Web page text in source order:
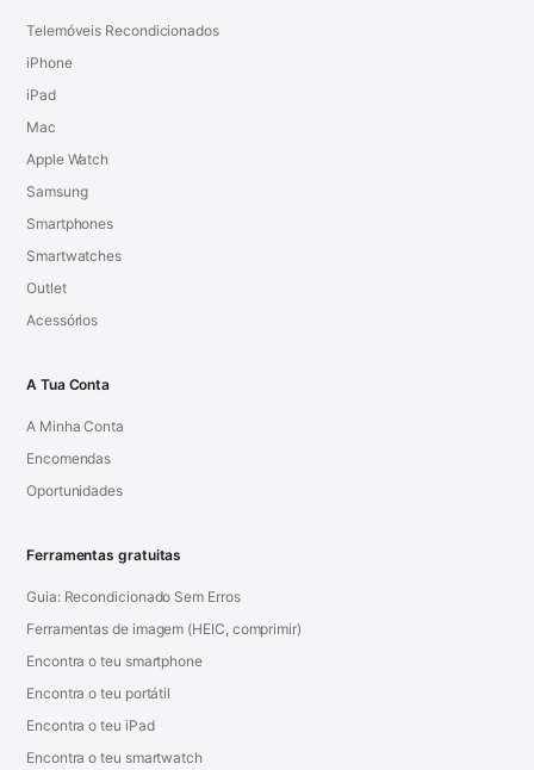
Telemóveis Recondicionados
iPhone
iPad
Mac
Apple Watch
Samsung
Smartphones
Smartwatches
Outlet
Acessórios
A Tua Conta
A Minha Conta
Encomendas
Oportunidades
Ferramentas gratuitas
Guia: Recondicionado Sem Erros
Ferramentas de imagem (HEIC, comprimir)
Encontra o teu smartphone
Encontra o teu portátil
Encontra o teu iPad
Encontra o teu smartwatch